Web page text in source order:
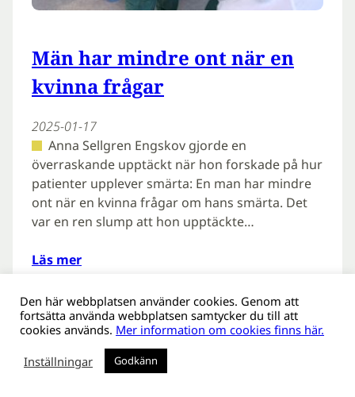
Män har mindre ont när en
kvinna frågar
2025-01-17
Anna Sellgren Engskov gjorde en
överraskande upptäckt när hon forskade på hur
patienter upplever smärta: En man har mindre
ont när en kvinna frågar om hans smärta. Det
var en ren slump att hon upptäckte…
Läs mer
Den här webbplatsen använder cookies. Genom att
fortsätta använda webbplatsen samtycker du till att
cookies används. Mer information om cookies finns här.
Inställningar
Godkänn